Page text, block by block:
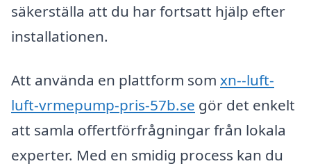
säkerställa att du har fortsatt hjälp efter
installationen.
Att använda en plattform som xn--luft-
luft-vrmepump-pris-57b.se gör det enkelt
att samla offertförfrågningar från lokala
experter. Med en smidig process kan du